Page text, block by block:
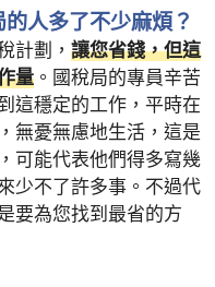
人多了不少麻煩？
計劃， 讓您省錢，但這
量 。國稅局的專員辛苦
這穩定的工作，平時在
無憂無慮地生活，這是
可能代表他們得多寫幾
少不了許多事。不過代
要為您找到最省的方